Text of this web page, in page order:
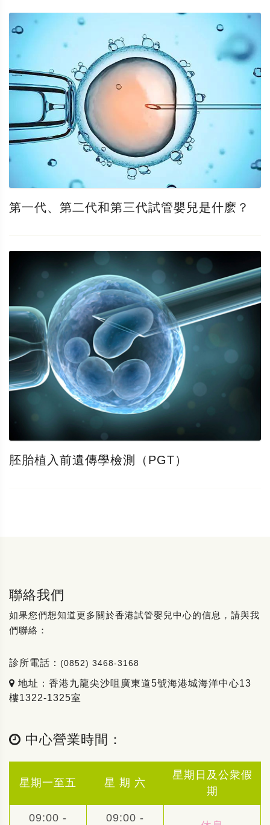
第一代、第二代和第三代試管嬰兒是什麽？
胚胎植入前遺傳學檢測（PGT）
聯絡我們
如果您們想知道更多關於香港試管嬰兒中心的信息，請與我
們聯絡：
診所電話： (0852) 3468-3168
地址：香港九龍尖沙咀廣東道5號海港城海洋中心13
樓1322-1325室
中心營業時間：
星期一至五 星 期 六
星期日及公衆假
期
09:00 - 09:00 -